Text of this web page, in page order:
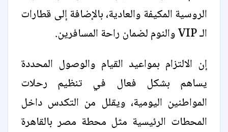
الروسية المكيفة والعادية، بالإضافة إلى قطارات
الـ VIP والنوم لضمان راحة المسافرين.
إن الالتزام بمواعيد القيام والوصول المحددة
يساهم بشكل فعال في تنظيم رحلات
المواطنين اليومية، ويقلل من التكدس داخل
المحطات الرئيسية مثل محطة مصر بالقاهرة